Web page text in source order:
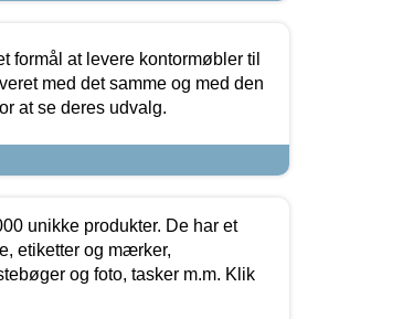
formål at levere kontormøbler til
med det samme og med den
at se deres udvalg.
unikke produkter. De har et
etiketter og mærker,
og foto, tasker m.m. Klik